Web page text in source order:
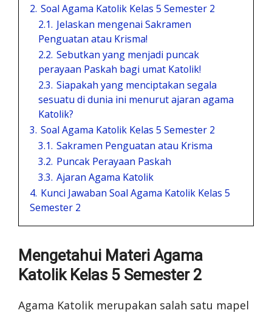
2. Soal Agama Katolik Kelas 5 Semester 2
2.1. Jelaskan mengenai Sakramen
Penguatan atau Krisma!
2.2. Sebutkan yang menjadi puncak
perayaan Paskah bagi umat Katolik!
2.3. Siapakah yang menciptakan segala
sesuatu di dunia ini menurut ajaran agama
Katolik?
3. Soal Agama Katolik Kelas 5 Semester 2
3.1. Sakramen Penguatan atau Krisma
3.2. Puncak Perayaan Paskah
3.3. Ajaran Agama Katolik
4. Kunci Jawaban Soal Agama Katolik Kelas 5
Semester 2
Mengetahui Materi Agama
Katolik Kelas 5 Semester 2
Agama Katolik merupakan salah satu mapel